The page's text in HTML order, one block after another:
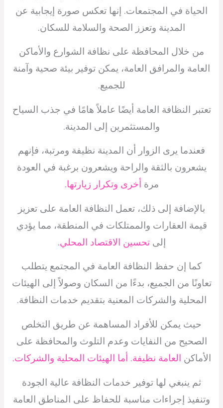
الحياة في المجتمعات. إنها تعكس صورة إيجابية عن
المدينة وتعزز الصحة والسلامة للسكان.
من خلال المحافظة على نظافة الشوارع والأماكن
العامة والمرافق العامة، يمكن توفير بيئة صحية وآمنة
للجميع.
تعتبر النظافة العامة أيضًا عاملاً هامًا في جذب السياح
والمستثمرين إلى المدينة.
فعندما يرى الزوار أن المدينة نظيفة ومرتبة، فإنهم
يشعرون بالثقة والراحة ويشعرون برغبة في العودة
مرة أخرى وتكرار زيارتها.
بالإضافة إلى ذلك، تعمل النظافة العامة على تعزيز
قيمة العقارات والممتلكات في المنطقة، مما يؤدي
إلىتحسين الاقتصاد المحلي.
كما إن حفظ النظافة العامة في المجتمع يتطلب
تعاونًا من الجميع، بدءًا من السكان وصولاً إلى الهيئات
المحلية والشركات المعنية بتقديم خدمات النظافة.
حيث يمكن للأفراد المساهمة عن طريق التخلص
الصحيح من النفايات وعدم التلوث والمحافظة على
الأماكن العامة نظيفة. أما الهيئات المحلية والشركات.
ثم ينبغي لها توفير خدمات النظافة عالية الجودة
وتنفيذ إجراءات مناسبة للحفاظ على المناطق العامة